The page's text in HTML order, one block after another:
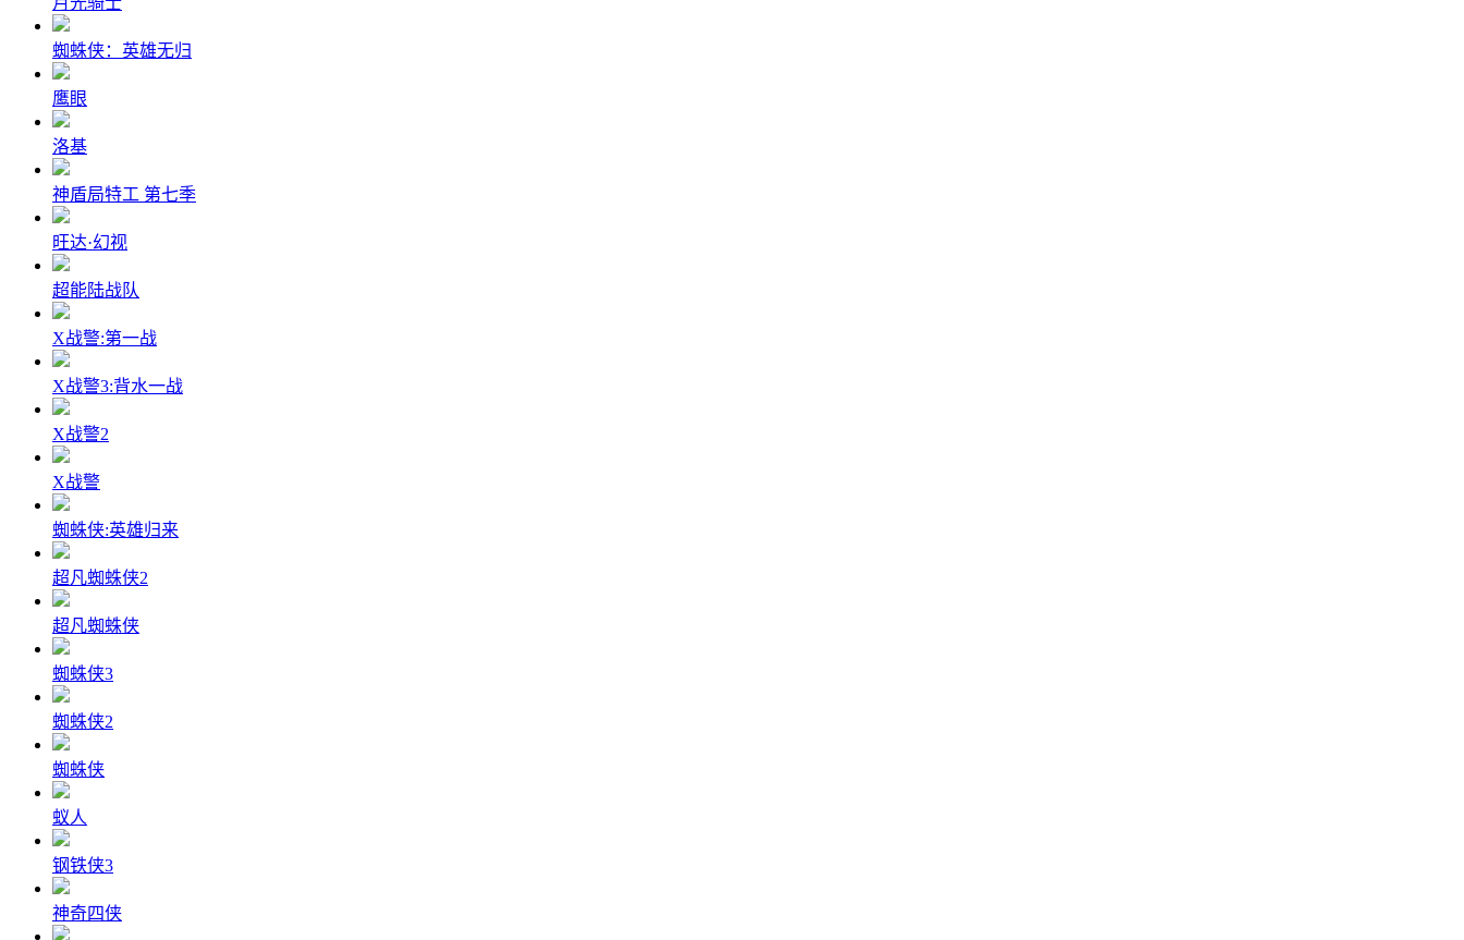
蜘蛛侠：英雄无归
鹰眼
洛基
神盾局特工 第七季
旺达·幻视
超能陆战队
X战警:第一战
X战警3:背水一战
X战警2
X战警
蜘蛛侠:英雄归来
超凡蜘蛛侠2
超凡蜘蛛侠
蜘蛛侠3
蜘蛛侠2
蜘蛛侠
蚁人
钢铁侠3
神奇四侠